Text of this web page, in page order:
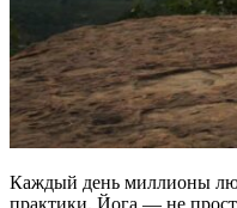
Каждый день миллионы
практики. Йога — не